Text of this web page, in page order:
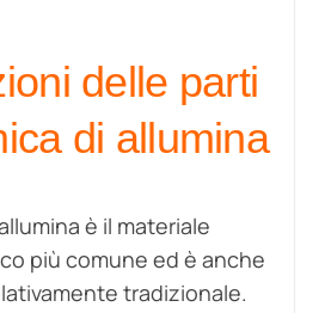
delle parti
di allumina
è il materiale
più comune ed è anche
tradizionale.